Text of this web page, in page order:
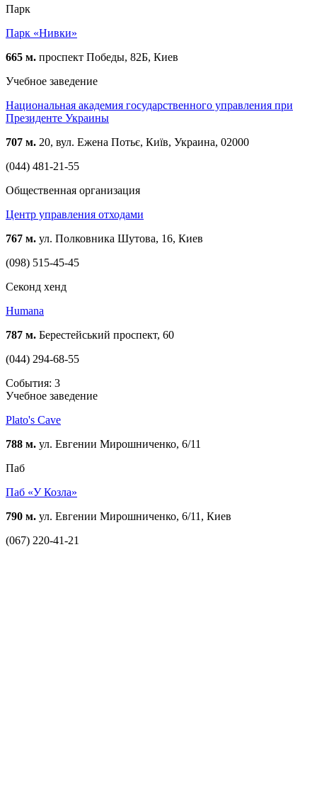
Парк
Парк «Нивки»
665 м. проспект Победы, 82Б, Киев
Учебное заведение
Национальная академия государственного управления при
Президенте Украины
707 м. 20, вул. Ежена Потьє, Київ, Украина, 02000
(044) 481-21-55
Общественная организация
Центр управления отходами
767 м. ул. Полковника Шутова, 16, Киев
(098) 515-45-45
Cеконд хенд
Humana
787 м. Берестейський проспект, 60
(044) 294-68-55
События: 3
Учебное заведение
Plato's Cave
788 м. ул. Евгении Мирошниченко, 6/11
Паб
Паб «У Козла»
790 м. ул. Евгении Мирошниченко, 6/11, Киев
(067) 220-41-21